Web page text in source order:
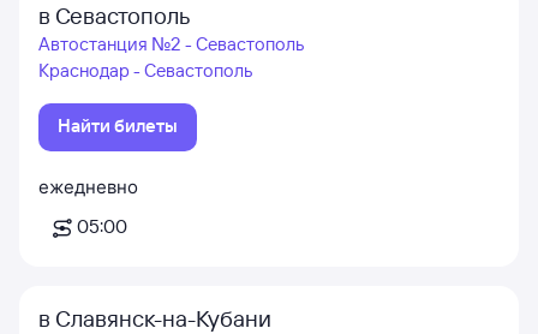
в Севастополь
Автостанция №2 - Севастополь
Краснодар - Севастополь
Найти билеты
ежедневно
05:00
в Славянск-на-Кубани